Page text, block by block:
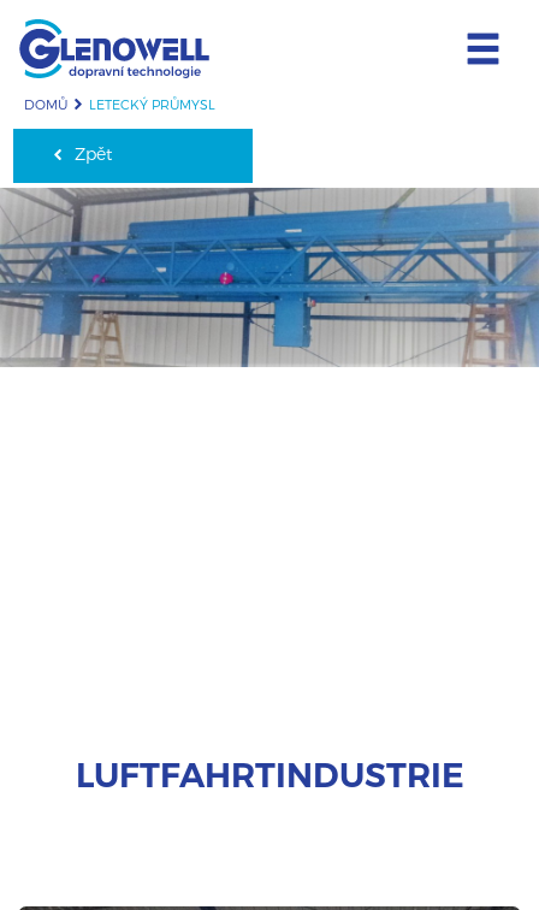
DOMŮ LETECKÝ PRŮMYSL
Zpět
LUFTFAHRTINDUSTRIE